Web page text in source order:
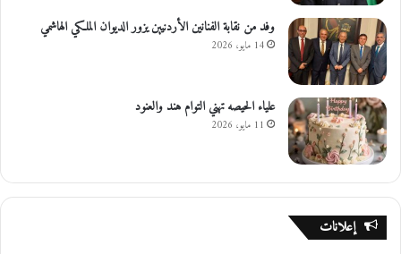
وفد من نقابة الفنانين الأردنيين يزور الديوان الملكي الهاشمي
14 مايو، 2026
علياء الحيصه تهني التوام هند والعنود
11 مايو، 2026
إعلانات